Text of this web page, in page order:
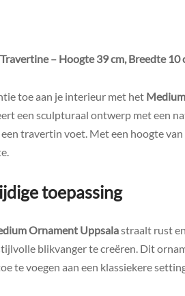
– Hoogte 39 cm, Breedte 10
toe aan je interieur met het
een sculpturaal ontwerp met een
travertin voet. Met een hoogte
toepassing
Ornament Uppsalastraalt rust
blikvanger te creëren. Dit
te voegen aan een klassiekere